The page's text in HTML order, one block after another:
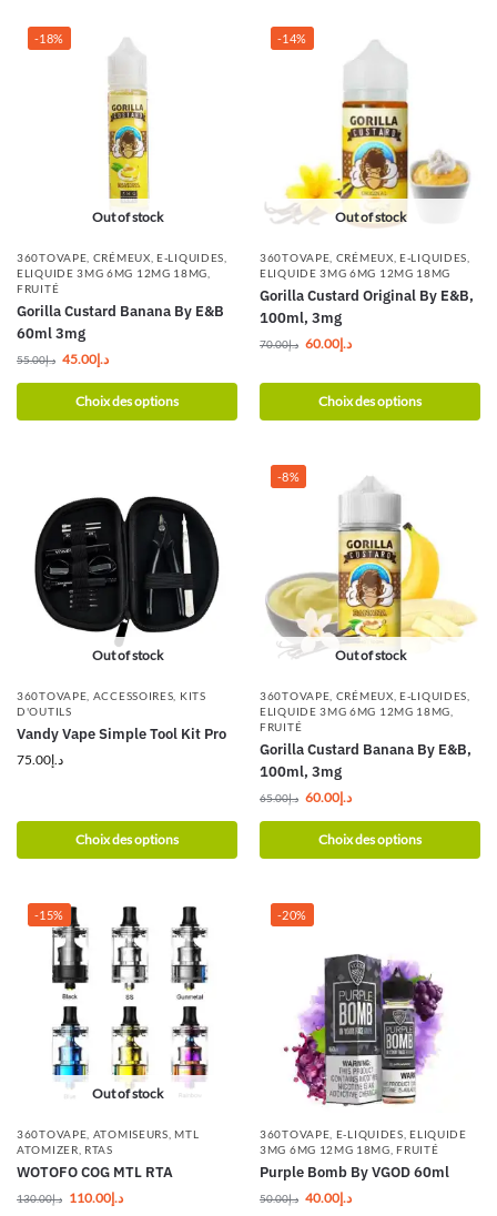
-18%
Out of stock
360TOVAPE CRÉMEUX ,E-LIQUIDES
ELIQUIDE 3MG 6MG 12MG 18MG
FRUITÉ
Gorilla Custard Banana By E&B
60ml 3mg
د.إ55.00 د.إ45.00
Choix des options
-14%
Out of stock
360TOVAPE CRÉMEUX ,E-LIQUIDES
ELIQUIDE 3MG 6MG 12MG 18MG
Gorilla Custard Original By E&B,
100ml, 3mg
د.إ70.00 د.إ60.00
Choix des options
Out of stock
360TOVAPE ACCESSOIRES KITS
D'OUTILS
Vandy Vape Simple Tool Kit Pro
د.إ75.00
Choix des options
-8%
Out of stock
360TOVAPE CRÉMEUX ,E-LIQUIDES
ELIQUIDE 3MG 6MG 12MG 18MG
FRUITÉ
Gorilla Custard Banana By E&B,
100ml, 3mg
د.إ65.00 د.إ60.00
Choix des options
-15%
Out of stock
360TOVAPE ATOMISEURS ,MTL
ATOMIZER RTAS
WOTOFO COG MTL RTA
د.إ130.00 د.إ110.00
-20%
360TOVAPE E-LIQUIDES ,ELIQUIDE
3MG 6MG 12MG 18MG ,FRUITÉ
Purple Bomb By VGOD 60ml
د.إ50.00 د.إ40.00